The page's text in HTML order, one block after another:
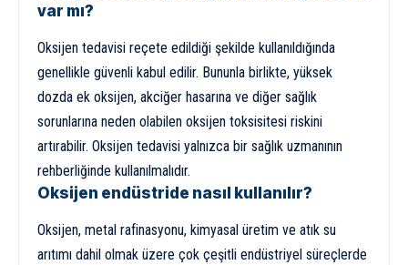
var mı?
Oksijen tedavisi reçete edildiği şekilde kullanıldığında
genellikle güvenli kabul edilir. Bununla birlikte, yüksek
dozda ek oksijen, akciğer hasarına ve diğer sağlık
sorunlarına neden olabilen oksijen toksisitesi riskini
artırabilir. Oksijen tedavisi yalnızca bir sağlık uzmanının
rehberliğinde kullanılmalıdır.
Oksijen endüstride nasıl kullanılır?
Oksijen, metal rafinasyonu, kimyasal üretim ve atık su
arıtımı dahil olmak üzere çok çeşitli endüstriyel süreçlerde